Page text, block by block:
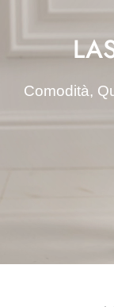
Comodità,